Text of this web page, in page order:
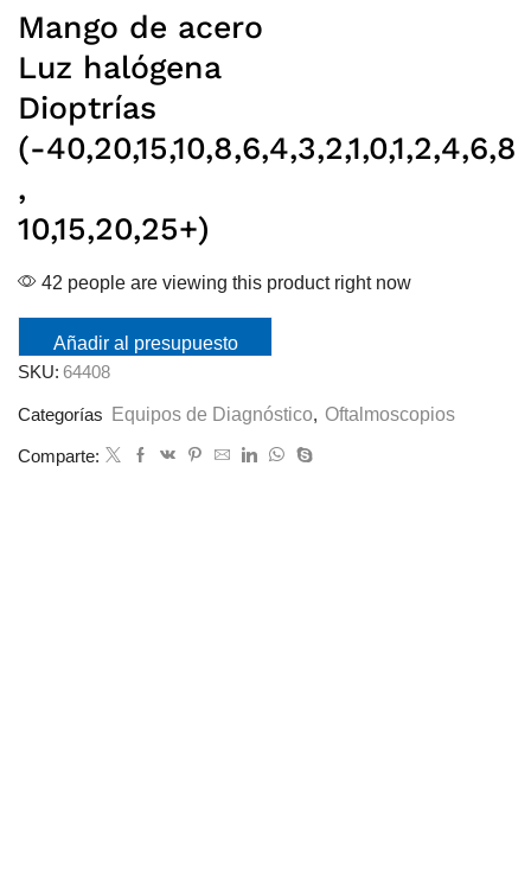
Mango de acero
Luz halógena
Dioptrías
(-40,20,15,10,8,6,4,3,2,1,0,1,2,4,6,8
,
10,15,20,25+)
42 people are viewing this product right now
Añadir al presupuesto
SKU: 64408
Categorías Equipos de Diagnóstico, Oftalmoscopios
Comparte: